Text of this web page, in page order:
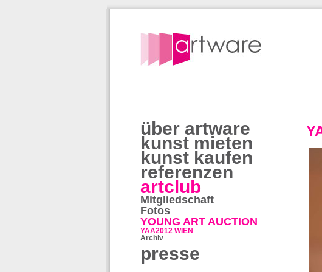
über artware
kunst mieten
kunst kaufen
referenzen
artclub
Mitgliedschaft
Fotos
YOUNG ART AUCTION
YAA2012 WIEN
Archiv
presse